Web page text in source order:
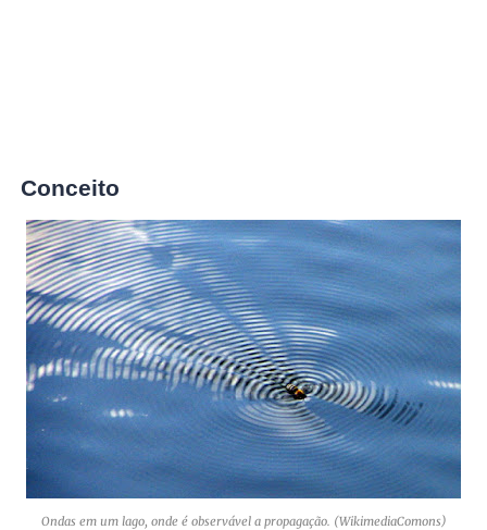
Conceito
Ondas em um lago, onde é observável a propagação. (WikimediaComons)